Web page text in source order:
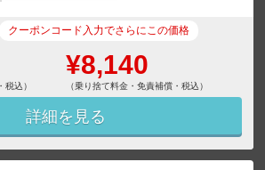
税込）
クーポンコード入力でさらにこの価格
¥8,140
（乗り捨て料金・免責補償・税込）
詳細を見る